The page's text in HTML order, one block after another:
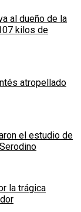
al dueño de la
kilos de
atropellado
el estudio de
la trágica